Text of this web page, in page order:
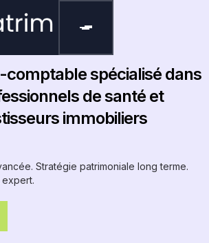
spécialisé dans
de santé et
immobiliers
Stratégie patrimoniale long terme.